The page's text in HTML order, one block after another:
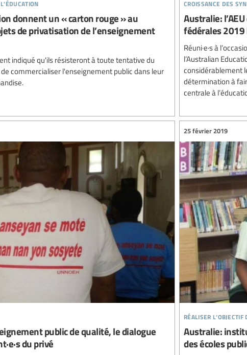
donnent un « carton rouge » au
de privatisation de l’enseignement
indiqué qu'ils résisteront à toute tentative du
commercialiser l'enseignement public dans leur
Australie:
fédérales 2019
Réuni·e·s à
l’Australian
considérablement
détermination à
centrale à
public de qualité, le dialogue
du privé
réaliser l’objectif
25 février 2019
Australie:
des écoles